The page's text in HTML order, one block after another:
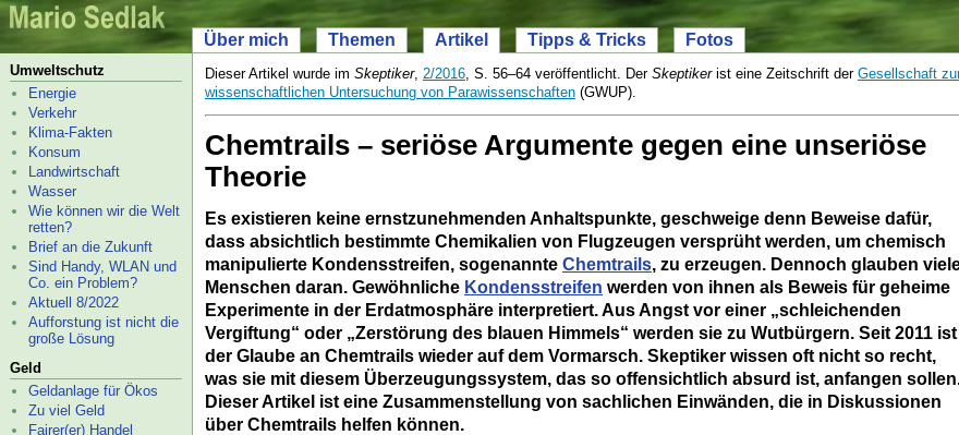
Über mich Themen Artikel Tipps & Tricks Fotos
Umweltschutz
Energie
Verkehr
Klima-Fakten
Konsum
Landwirtschaft
Wasser
Wie können wir die Welt
retten?
Brief an die Zukunft
Sind Handy, WLAN und
Co. ein Problem?
Aktuell 8/2022
Aufforstung ist nicht die
große Lösung
Geld
Geldanlage für Ökos
Zu viel Geld
Fairer(er) Handel
Dieser Artikel wurde im Skeptiker, 2/2016, S. 56–64 veröffentlicht. Der Skeptikerist eine Zeitschrift der Gesellschaft
wissenschaftlichen Untersuchung von Parawissenschaften (GWUP).
Chemtrails – seriöse Argumente gegen eine unseriöse
Theorie
Es existieren keine ernstzunehmenden Anhaltspunkte, geschweige denn Beweise dafür,
dass absichtlich bestimmte Chemikalien von Flugzeugen versprüht werden, um chemisch
manipulierte Kondensstreifen, sogenannte Chemtrails, zu erzeugen. Dennoch glauben
Menschen daran. Gewöhnliche Kondensstreifen werden von ihnen als Beweis für geheime
Experimente in der Erdatmosphäre interpretiert. Aus Angst vor einer „schleichenden
Vergiftung“ oder „Zerstörung des blauen Himmels“ werden sie zu Wutbürgern. Seit 2011 ist
der Glaube an Chemtrails wieder auf dem Vormarsch. Skeptiker wissen oft nicht so recht,
was sie mit diesem Überzeugungssystem, das so offensichtlich absurd ist, anfangen
Dieser Artikel ist eine Zusammenstellung von sachlichen Einwänden, die in Diskussionen
über Chemtrails helfen können.